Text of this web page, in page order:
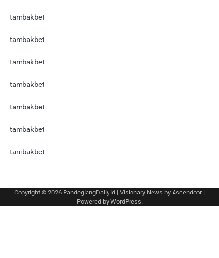
tambakbet
tambakbet
tambakbet
tambakbet
tambakbet
tambakbet
tambakbet
Copyright © 2026 PandeglangDaily.id | Visionary News by Ascendoor|
Powered by WordPress.